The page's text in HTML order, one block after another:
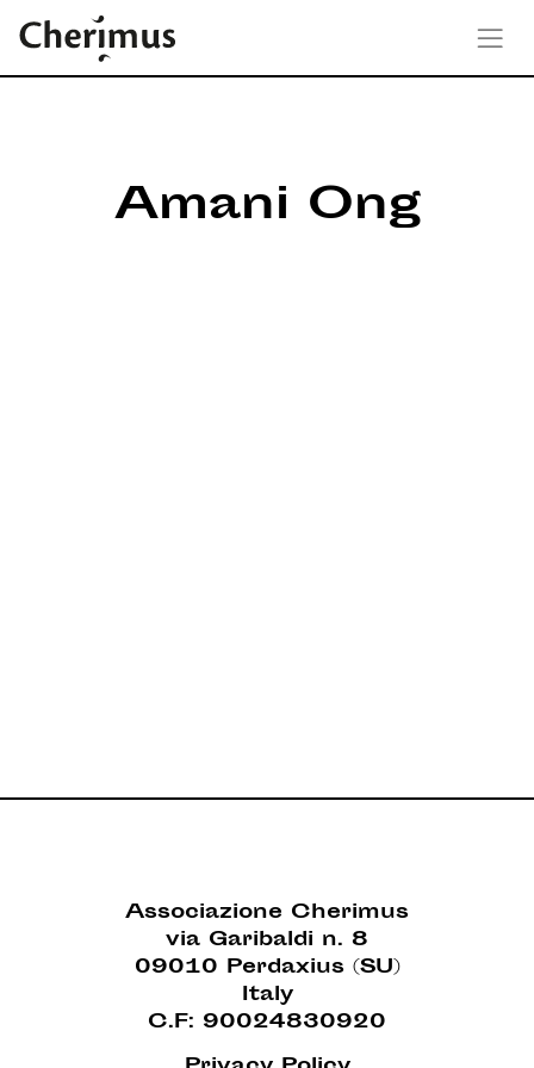
Amani Ong
Associazione Cherimus
via Garibaldi n. 8
09010 Perdaxius (SU)
Italy
C.F: 90024830920